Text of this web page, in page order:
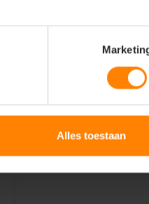
Alles toestaan